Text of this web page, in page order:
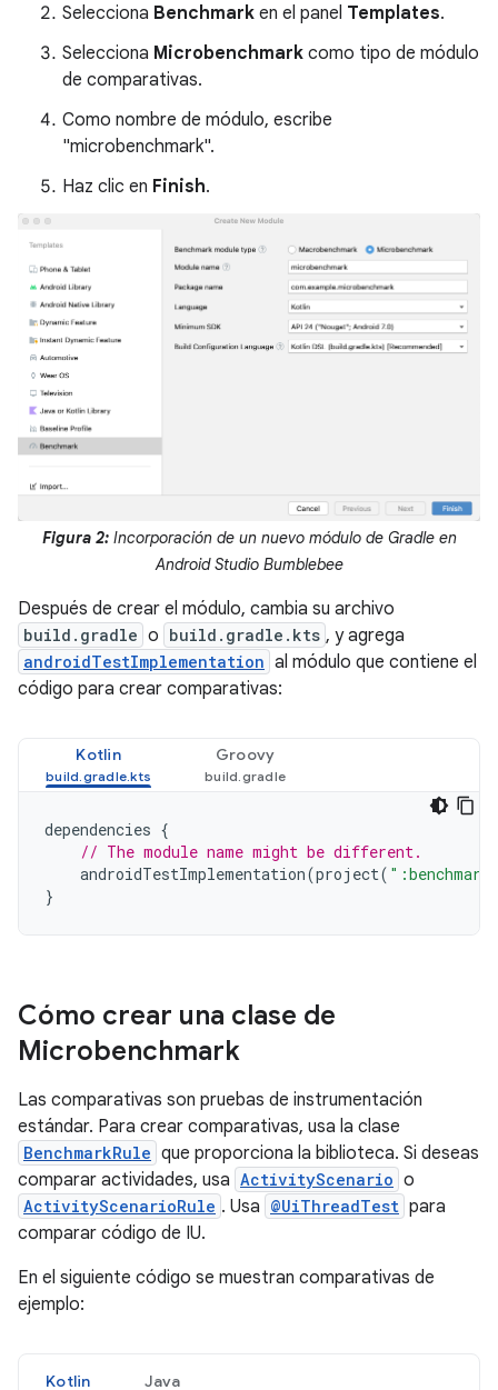
Selecciona Benchmark en el panel Templates.
Selecciona Microbenchmark como tipo de módulo
de comparativas.
Como nombre de módulo, escribe
"microbenchmark".
Haz clic en Finish.
Figura 2:Incorporación de un nuevo módulo de Gradle en
Android Studio Bumblebee
Después de crear el módulo, cambia su archivo
build.gradle o build.gradle.kts , y agrega
androidTestImplementation al módulo que contiene el
código para crear comparativas:
Kotlin Groovy
dependencies {
// The module name might be different.
androidTestImplementation(project(
}
Cómo crear una clase de
Microbenchmark
Las comparativas son pruebas de instrumentación
estándar. Para crear comparativas, usa la clase
BenchmarkRule que proporciona la biblioteca. Si deseas
comparar actividades, usa ActivityScenario o
ActivityScenarioRule . Usa @UiThreadTest para
comparar código de IU.
En el siguiente código se muestran comparativas de
ejemplo:
Kotlin Java